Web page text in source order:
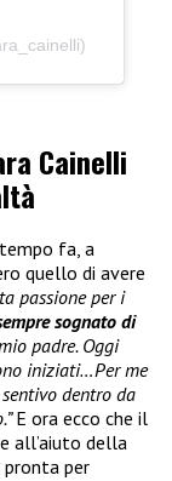
Cainelli
fa, a
quello di avere
passione per i
sognato di
padre. Oggi
iniziati…Per me
dentro da
E ora ecco che il
all’aiuto della
pronta per